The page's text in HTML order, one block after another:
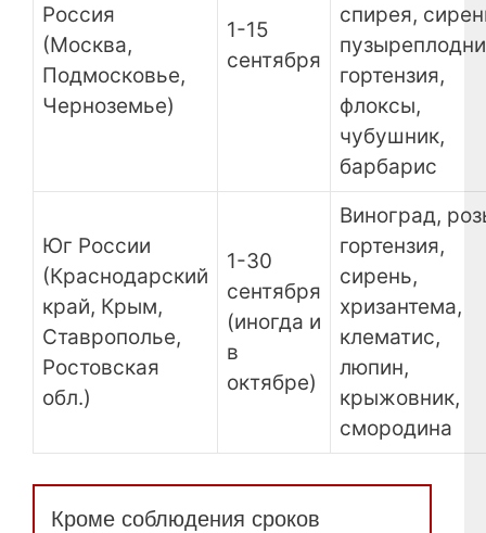
Россия
(Москва,
Подмосковье,
Черноземье)
1-15
сентября
спирея,
гортензия,
флоксы,
чубушник,
барбарис
Юг России
(Краснодарский
край, Крым,
Ставрополье,
Ростовская
обл.)
1-30
сентября
(иногда и
в
октябре)
Виноград,
гортензия,
сирень,
хризантема,
клематис,
люпин,
крыжовник,
смородина
Кроме соблюдения сроков